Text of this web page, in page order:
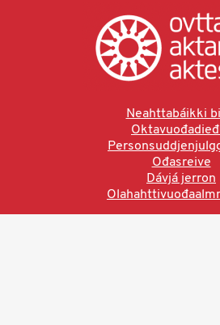
Neahttabáikki
Ođasreive
Dávjá jerron